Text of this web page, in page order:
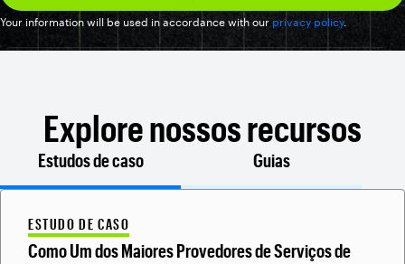
Your information will be used in accordance with our privacy policy.
Explore nossos recursos
Estudos de caso Guias
ESTUDO DE CASO
Como Um dos Maiores Provedores de Serviços de